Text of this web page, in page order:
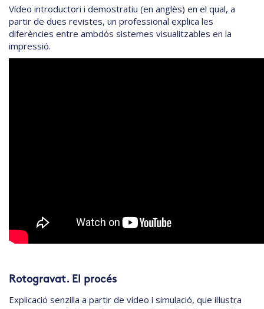
Vídeo introductori i demostratiu (en anglès) en el qual, a
partir de dues revistes, un professional explica les
diferències entre ambdós sistemes visualitzables en la
impressió.
Rotogravat. El procés
Explicació senzilla a partir de vídeo i simulació, que il·lustra